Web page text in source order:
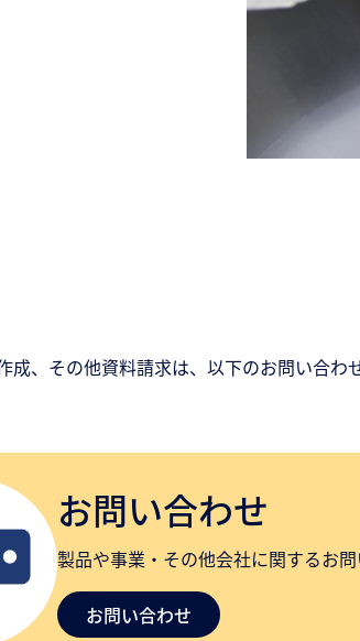
、その他資料請求は、以下のお問い合わ
お問い合わせ
製品や事業・その他会社に関するお
お問い合わせ